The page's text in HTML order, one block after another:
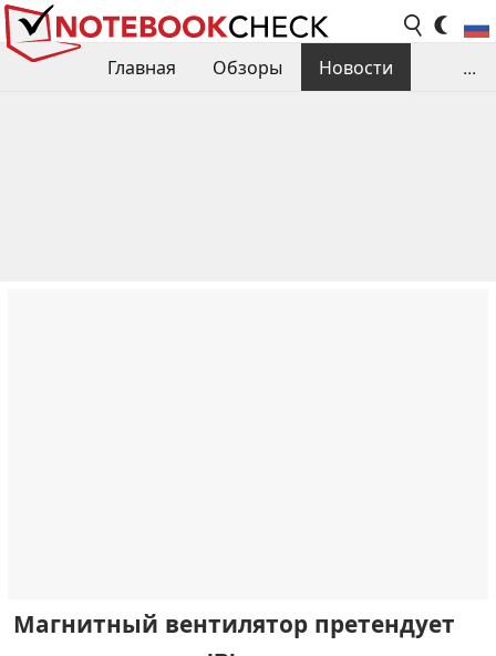
Главная Обзоры
Новости
...
Магнитный вентилятор претендует